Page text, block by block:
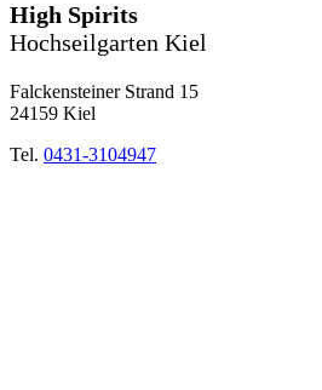
High Spirits
Hochseilgarten Kiel
Falckensteiner Strand 15
24159 Kiel
Tel. 0431-3104947